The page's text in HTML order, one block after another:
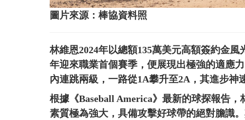
圖片來源：棒協資料照
林維恩2024年以總額135萬美元高額簽約金
年迎來職業首個賽季，便展現出極強的適應
內連跳兩級，一路從1A攀升至2A，其進步神
根據《Baseball America》最新的球探報告
素質極為強大，具備攻擊好球帶的絕對膽識